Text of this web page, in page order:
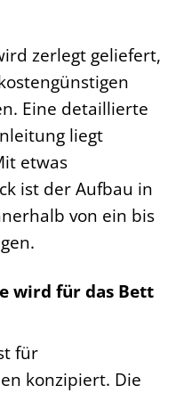
zerlegt geliefert,
Eine detaillierte
liegt
etwas
ist der Aufbau in
von ein bis
wird für das Bett
für
konzipiert. Die